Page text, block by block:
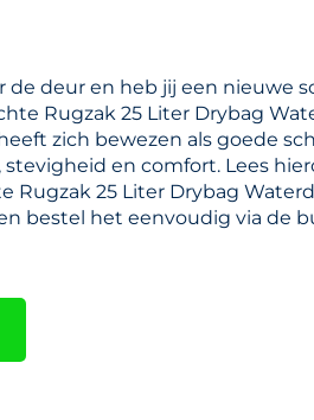
de deur en heb jij een nieuwe
Rugzak 25 Liter Drybag
zich bewezen als goede
stevigheid en comfort. Lees
Rugzak 25 Liter Drybag
bestel het eenvoudig via de